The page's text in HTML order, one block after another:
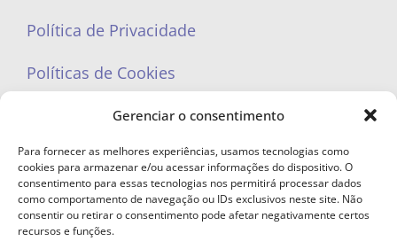
Gerenciar o consentimento
Para fornecer as melhores experiências, usamos tecnologias como
cookies para armazenar e/ou acessar informações do dispositivo. O
consentimento para essas tecnologias nos permitirá processar dados
como comportamento de navegação ou IDs exclusivos neste site. Não
consentir ou retirar o consentimento pode afetar negativamente certos
recursos e funções.
Política de Privacidade
Políticas de Cookies
portaleufemea@gmail.com